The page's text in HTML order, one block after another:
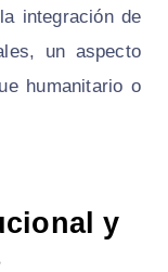
integración de
un aspecto
humanitario o
y